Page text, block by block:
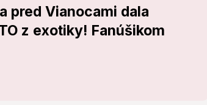
pred Vianocami dala
z exotiky! Fanúšikom